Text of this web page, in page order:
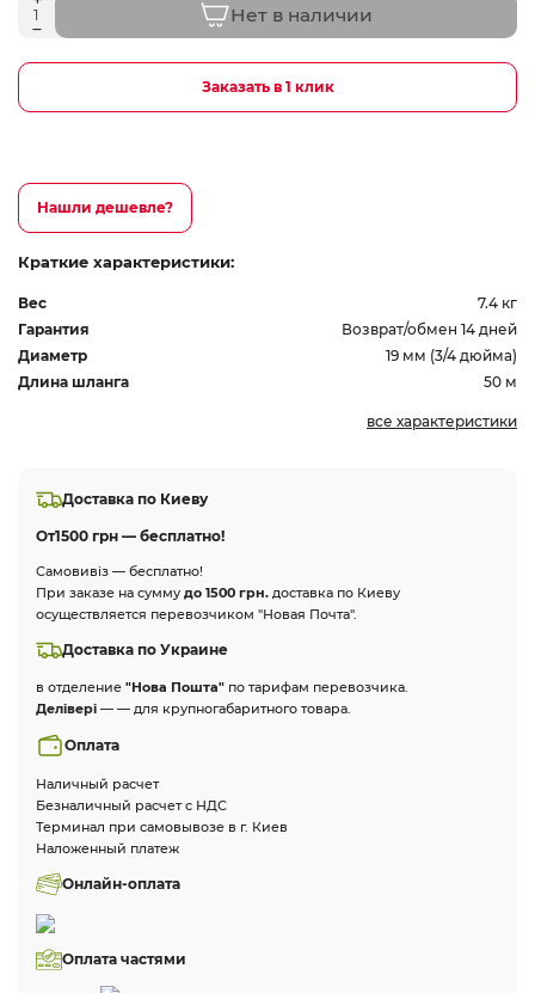
Нет в наличии
Заказать в 1 клик
Нашли дешевле?
Краткие характеристики:
Вес
7.4 кг
Гарантия
Возврат/обмен 14 дней
Диаметр
19 мм (3/4 дюйма)
Длина шланга
50 м
все характеристики
Доставка по Киеву
От1500 грн — бесплатно!
Самовивіз — бесплатно!
При заказе на сумму до 1500 грн. доставка по Киеву
осуществляется перевозчиком "Новая Почта".
Доставка по Украине
в отделение "Нова Пошта" по тарифам перевозчика.
Делівері — — для крупногабаритного товара.
Оплата
Наличный расчет
Безналичный расчет с НДС
Терминал при самовывозе в г. Киев
Наложенный платеж
Онлайн-оплата
Оплата частями